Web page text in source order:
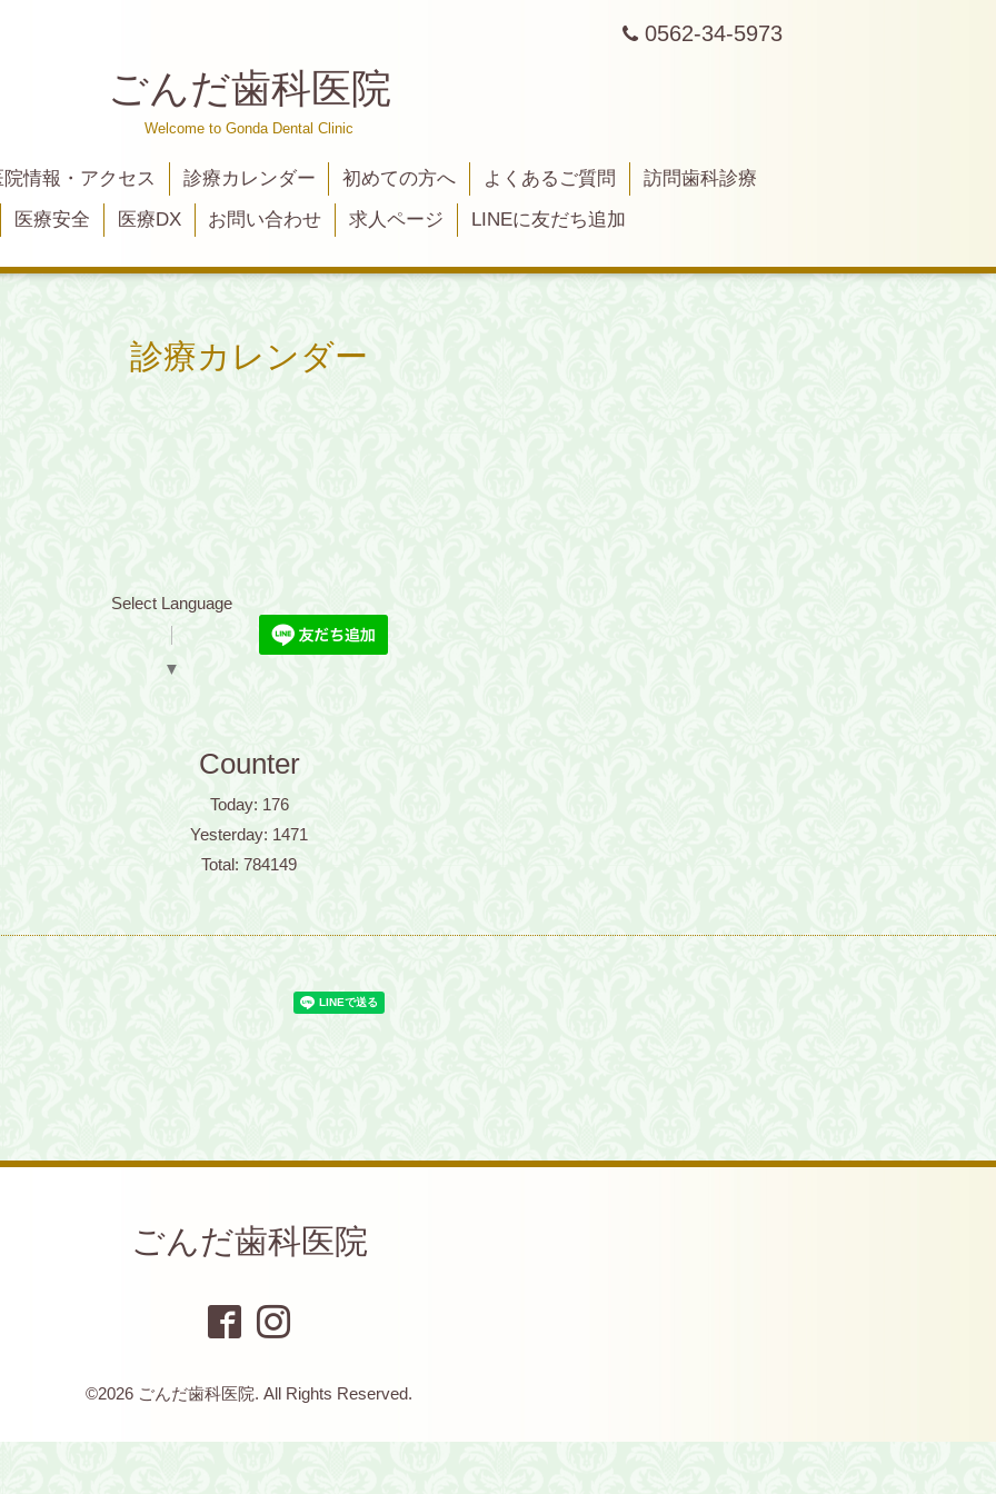
0562-34-5973
ごんだ歯科医院
Welcome to Gonda Dental Clinic
院情報・アクセス 診療カレンダー 初めての方へ よくあるご質問
訪問歯科診療
医療安全
医療DX お問い合わせ 求人ページ LINEに友だち追加
診療カレンダー
Select Language
▼
Counter
Today: 176
Yesterday: 1471
Total: 784149
ごんだ歯科医院
©2026 ごんだ歯科医院. All Rights Reserved.